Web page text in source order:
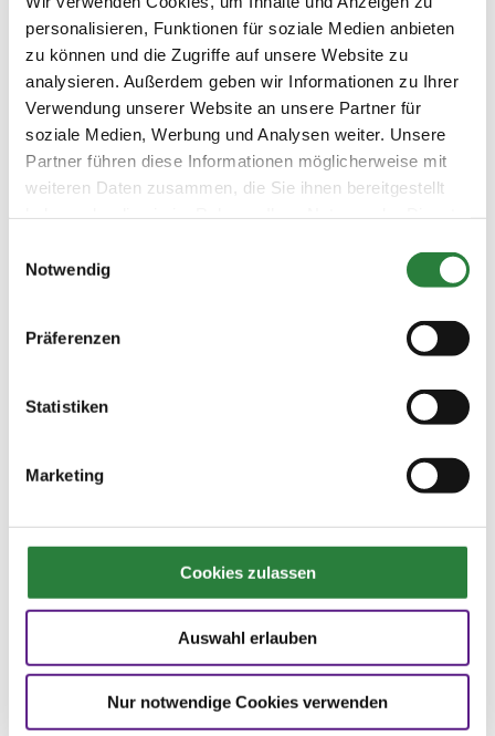
personalisieren, Funktionen für soziale Medien anbieten
zu können und die Zugriffe auf unsere Website zu
analysieren. Außerdem geben wir Informationen zu Ihrer
Verwendung unserer Website an unsere Partner für
soziale Medien, Werbung und Analysen weiter. Unsere
Partner führen diese Informationen möglicherweise mit
weiteren Daten zusammen, die Sie ihnen bereitgestellt
Notwendig
Präferenzen
Statistiken
Marketing
Cookies zulassen
Auswahl erlauben
Nur notwendige Cookies verwenden
Beschaffenheit der Plätze:
Prüfungshalle: 20x60m
Vorbereitungsplatz: 13x33 m Halle oder 25x65m Sand
Vorläufige Zeitenteilung:
Sa. vorm.: 2,5,6,7; nachm.: 1,3,4
Ergebnisse:
Preisgeld
Schritt - Trab -
Galopp
16.03.2019
2. Springreiter-
WB